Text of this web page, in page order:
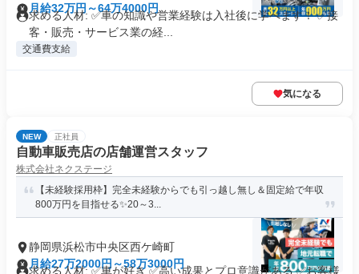
月給32万円～64万4000円
求める人材: ✅車の知識や営業経験は入社後に学べます！ ✅接
客・販売・サービス業の経...
交通費支給
気になる
NEW 正社員
自動車販売店の店舗運営スタッフ
株式会社ネクステージ
【未経験採用枠】完全未経験からでも引っ越し無し＆固定給で年収
800万円を目指せる✨20～3...
静岡県浜松市中央区西ケ崎町
月給27万2000円～58万3000円
求める人材: ✅車が好き ✅高い成果とプロ意識がある ✅お客様